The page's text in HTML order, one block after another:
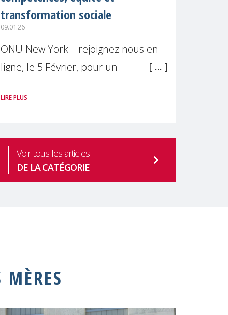
transformation sociale
09.01.26
ONU New York – rejoignez nous en
ligne, le 5 Février, pour un
64ème session de la Commission
développement Social
LIRE PLUS
Voir tous les articles
DE LA CATÉGORIE